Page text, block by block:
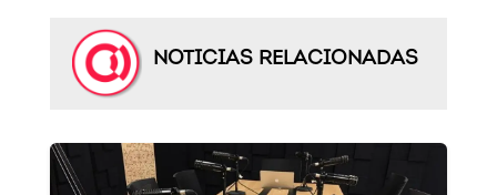
NOTICIAS RELACIONADAS